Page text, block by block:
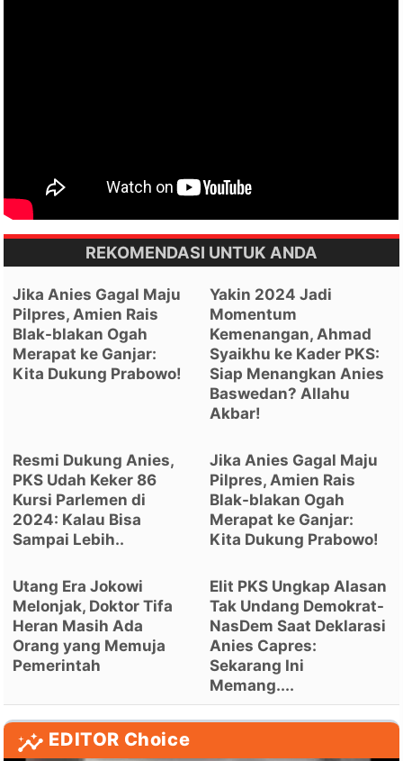
REKOMENDASI UNTUK ANDA
Jika Anies Gagal Maju
Pilpres, Amien Rais
Blak-blakan Ogah
Merapat ke Ganjar:
Kita Dukung Prabowo!
Yakin 2024 Jadi
Momentum
Kemenangan, Ahmad
Syaikhu ke Kader PKS:
Siap Menangkan Anies
Baswedan? Allahu
Akbar!
Resmi Dukung Anies,
PKS Udah Keker 86
Kursi Parlemen di
2024: Kalau Bisa
Sampai Lebih..
Jika Anies Gagal Maju
Pilpres, Amien Rais
Blak-blakan Ogah
Merapat ke Ganjar:
Kita Dukung Prabowo!
Utang Era Jokowi
Melonjak, Doktor Tifa
Heran Masih Ada
Orang yang Memuja
Pemerintah
Elit PKS Ungkap Alasan
Tak Undang Demokrat-
NasDem Saat Deklarasi
Anies Capres:
Sekarang Ini
Memang....
EDITOR Choice